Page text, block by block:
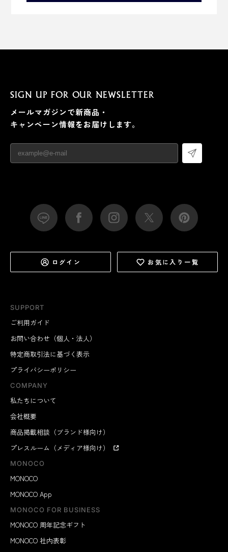
SUPPORT
ご利用ガイド
お問い合わせ（個人・法人）
特定商取引法に基づく表示
プライバシーポリシー
COMPANY
私たちについて
会社概要
商品掲載相談（ブランド様向け）
プレスルーム（メディア様向け）
MONOCO
MONOCO
MONOCO App
MONOCO FOR BUSINESS
MONOCO 周年記念ギフト
MONOCO 社内表彰
SIGN UP FOR OUR NEWSLETTER
メールマガジンで新商品・
キャンペーン情報をお届けします。
ログイン お気に入り一覧